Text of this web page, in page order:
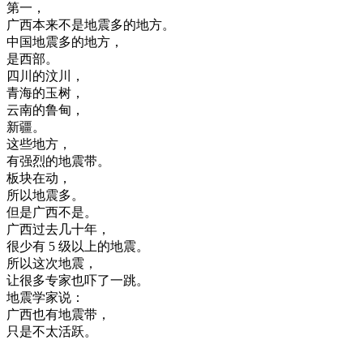
第一 ，
广西本来不是地震多的地方。
中国地震多的地方 ，
是西部。
四川 的汶川
，
青海的玉树 ，
云南的鲁甸 ，
新疆。
这些地方 ，
有强烈的地震带。
板块在动 ，
所以地震多。
但是广西不是。
广西过去几十年 ，
很少有 5 级以上的地震。
所以这次地震 ，
让很多专家也吓了一跳。
地震学家说 ：
广西也有地震带 ，
只是不太活跃。